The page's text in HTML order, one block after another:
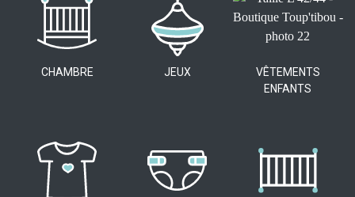
CHAMBRE JEUX
VÊTEMENTS
ENFANTS